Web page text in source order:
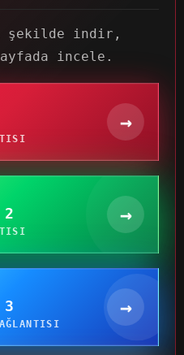
şekilde indir,
incele.
→
→
→